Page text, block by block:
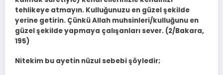
tehlikeye atmayın. Kulluğunuzu en güzel şekilde
yerine getirin. Çünkü Allah muhsinleri/kulluğunu en
güzel şekilde yapmaya çalışanları sever. (2/Bakara,
195)
Nitekim bu ayetin nüzul sebebi şöyledir;